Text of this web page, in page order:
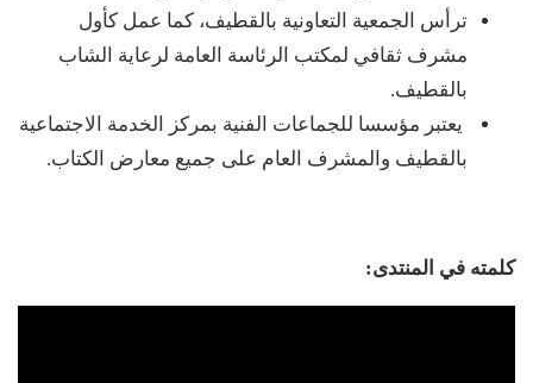
ترأس الجمعية التعاونية بالقطيف، كما عمل كأول
مشرف ثقافي لمكتب الرئاسة العامة لرعاية الشاب
بالقطيف.
يعتبر مؤسسا للجماعات الفنية بمركز الخدمة الاجتماعية
بالقطيف والمشرف العام على جميع معارض الكتاب.
كلمته في المنتدى: